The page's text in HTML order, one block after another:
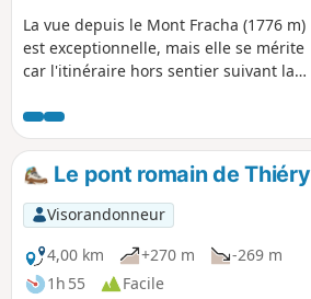
La vue depuis le Mont Fracha (1776 m)
est exceptionnelle, mais elle se mérite
car l'itinéraire hors sentier suivant la
Le Brec d'Illonse complète les
panoramas d'exception de cette
randonnée.
Le pont romain de Thiéry
Visorandonneur
4,00 km
+270 m
-269 m
1h 55
Facile